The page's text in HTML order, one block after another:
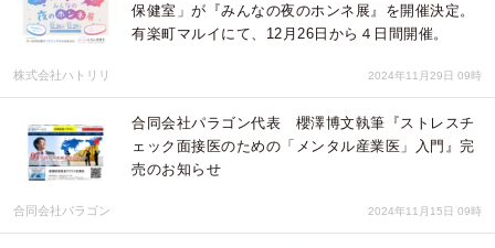
保健室」が『みんなの夜のホンネ展』を開催決定。
有楽町マルイにて、12月26日から４日間開催。
株式会社ハトリリ 2024年11月29日 09時
合同会社パラゴン代表 櫻澤博文執筆『ストレスチ
ェック面接医のための「メンタル産業医」入門』完
売のお知らせ
合同会社パラゴン 2024年11月15日 09時